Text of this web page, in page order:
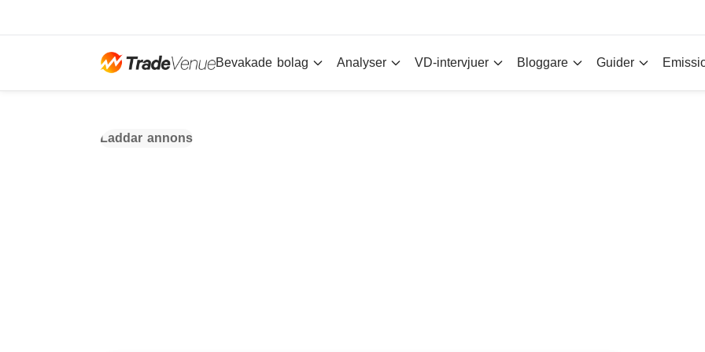
Bevakade bolag Analyser VD-intervjuer Bloggare Guider
Laddar annons